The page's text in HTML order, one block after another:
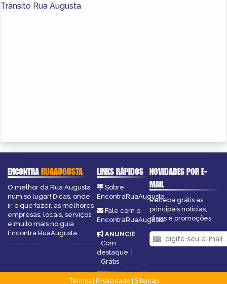
Trânsito Rua Augusta
ENCONTRARUAAUGUSTA
O melhor da Rua Augusta
num só lugar! Dicas, onde
ir, o que fazer, as melhores
empresas, locais, serviços
e muito mais no guia
Encontra RuaAugusta.
LINKS RÁPIDOS
Sobre
EncontraRuaAugusta
Fale com o
EncontraRuaAugusta
ANUNCIE:
Com
destaque
Grátis
NOVIDADES POR E-
MAIL
Receba grátis as
principais notícias,
dicas e promoções
Termos| Privacidade
Sitemap